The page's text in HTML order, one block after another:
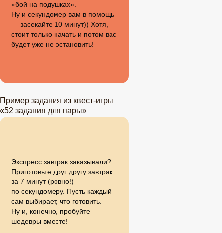
Пример задания из квест-игры
«52 задания для пары»
«бой на подушках».
Ну и секундомер вам в помощь
— засекайте 10 минут)) Хотя,
стоит только начать и потом вас
будет уже не остановить!
Экспресс завтрак заказывали?
Приготовьте друг другу завтрак
за 7 минут (ровно!)
по секундомеру. Пусть каждый
сам выбирает, что готовить.
Ну и, конечно, пробуйте
шедевры вместе!